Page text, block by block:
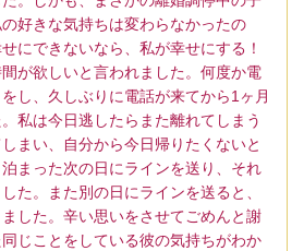
好きな気持ちは変わらなかったの
にできないなら、私が幸せにする！
が欲しいと言われました。何度か電
し、久しぶりに電話が来てから1ヶ月
私は今日逃したらまた離れてしまう
まい、自分から今日帰りたくないと
まった次の日にラインを送り、それ
た。また別の日にラインを送ると、
した。辛い思いをさせてごめんと謝
じことをしている彼の気持ちがわか